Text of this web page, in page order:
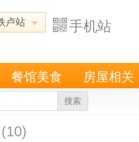
卢站 手机站
餐馆美食 房屋相关
搜索
(10)